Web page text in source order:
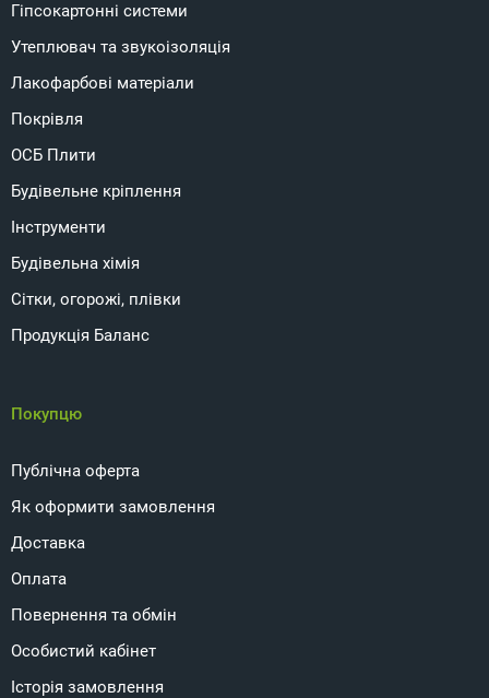
Гіпсокартонні системи
Утеплювач та звукоізоляція
Лакофарбові матеріали
Покрівля
ОСБ Плити
Будівельне кріплення
Інструменти
Будівельна хімія
Сітки, огорожі, плівки
Продукція Баланс
Покупцю
Публічна оферта
Як оформити замовлення
Доставка
Оплата
Повернення та обмін
Особистий кабінет
Історія замовлення